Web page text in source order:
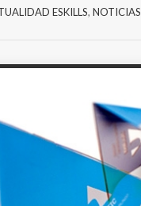
ESKILLS, NOTICIAS